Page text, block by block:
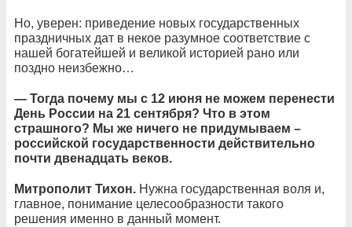
Но, уверен: приведение новых государственных
праздничных дат в некое разумное соответствие с
нашей богатейшей и великой историей рано или
поздно неизбежно…
— Тогда почему мы с 12 июня не можем перенести
День России на 21 сентября? Что в этом
страшного? Мы же ничего не придумываем –
российской государственности действительно
почти двенадцать веков.
Митрополит Тихон. Нужна государственная воля и,
главное, понимание целесообразности такого
решения именно в данный момент.